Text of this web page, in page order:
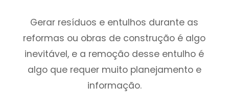
Gerar resíduos e entulhos durante as
reformas ou obras de construção é algo
inevitável, e a remoção desse entulho é
algo que requer muito planejamento e
informação.